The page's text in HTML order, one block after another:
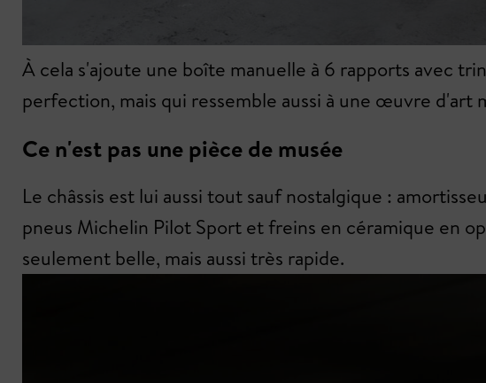
À cela s'ajoute une boîte manuelle à 6 rapports avec
perfection, mais qui ressemble aussi à une œuvre d'art
Ce n'est pas une pièce de musée
Le châssis est lui aussi tout sauf nostalgique :
pneus Michelin Pilot Sport et freins en céramique en
seulement belle, mais aussi très rapide.